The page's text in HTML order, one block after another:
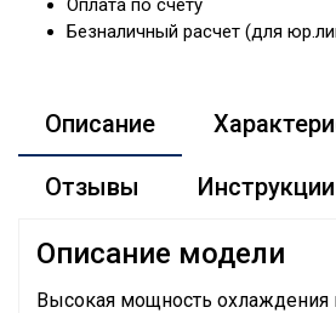
Оплата по счету
Безналичный расчет (для
Описание
Отзывы Инструкции
Описание модели
Высокая мощность охлаждения